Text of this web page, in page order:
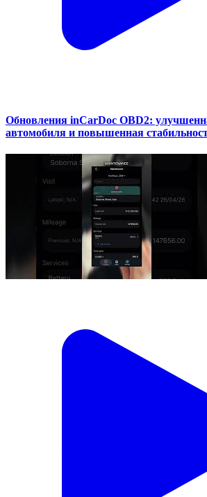
Обновления inCarDoc OBD2:
автомобиля и повышенная